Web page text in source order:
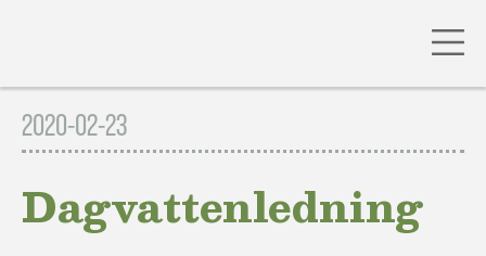
Gå
till
innehåll
2020-02-23
Dagvattenledning